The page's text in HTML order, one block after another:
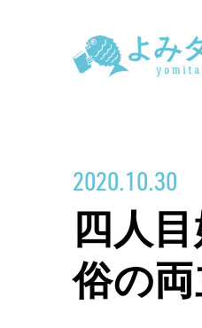
2020.10.30
四人
俗の両